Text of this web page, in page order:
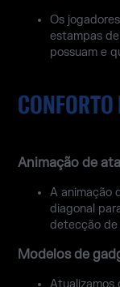
Os
estampas
possuam e
Animação de
A animação
diagonal
detecção
Modelos de
Atualizamos